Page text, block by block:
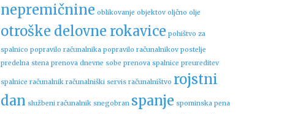
nepremičnine oblikovanje objektov oljčno olje
otroške delovne rokavice pohištvo za
spalnico popravilo računalnika popravilo računalnikov postelje
predelna stena prenova dnevne sobe prenova spalnice preureditev
spalnice računalnik računalniški servis računalništvo rojstni
dan službeni računalnik snegobran spanje spominska pena